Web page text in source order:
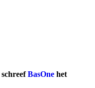
schreefBasOne het